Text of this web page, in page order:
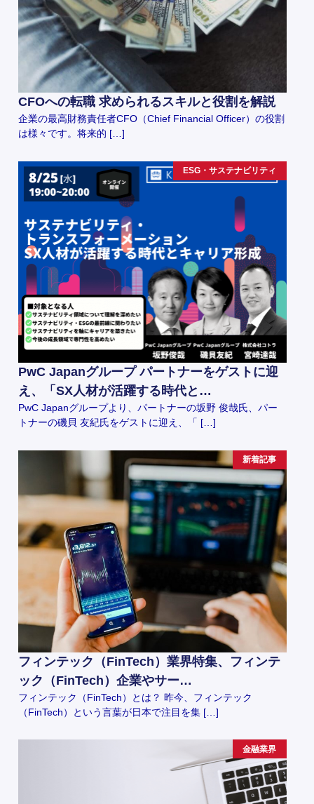
CFOへの転職 求められるスキルと役割を解説
企業の最高財務責任者CFO（Chief Financial Officer）の役割
は様々です。将来的 […]
ESG・サステナビリティ
PwC Japanグループ パートナーをゲストに迎
え、「SX人材が活躍する時代と…
PwC Japanグループより、パートナーの坂野 俊哉氏、パー
トナーの磯貝 友紀氏をゲストに迎え、「 […]
新着記事
フィンテック（FinTech）業界特集、フィンテ
ック（FinTech）企業やサー…
フィンテック（FinTech）とは？ 昨今、フィンテック
（FinTech）という言葉が日本で注目を集 […]
金融業界